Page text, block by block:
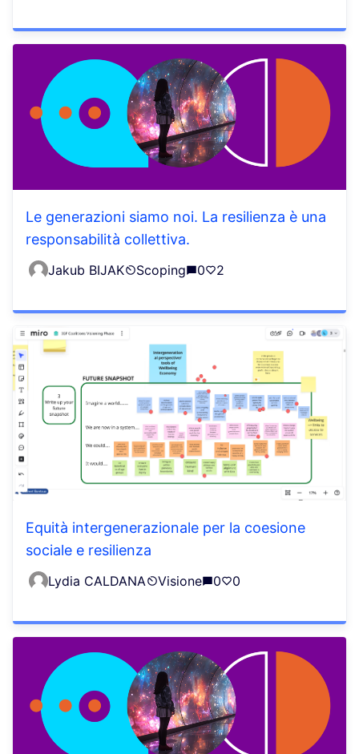
Le generazioni siamo noi. La resilienza è una
responsabilità collettiva.
Jakub BIJAK Scoping 0 2
Equità intergenerazionale per la coesione
sociale e resilienza
Lydia CALDANA Visione 0 0